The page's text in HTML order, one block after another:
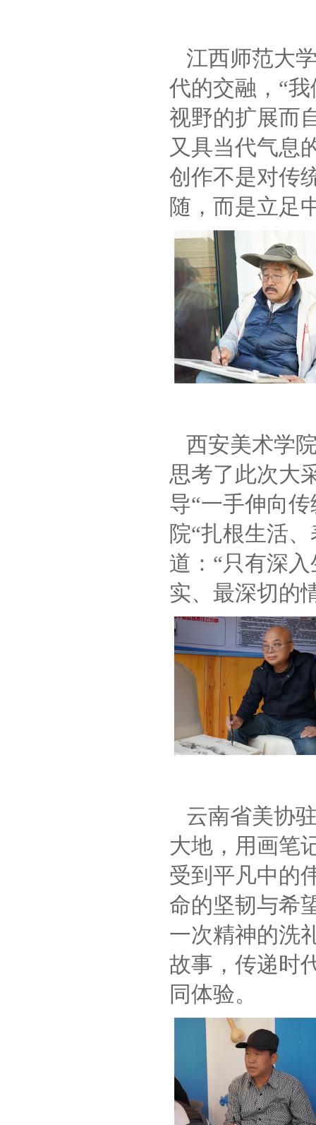
江西师范大
代的交融，“
视野的扩展而
又具当代气息
创作不是对传
随，而是立足
西安美术学
思考了此次大
导“一手伸向
院“扎根生活
道：“只有深
实、最深切的
云南省美协
大地，用画笔
受到平凡中的
命的坚韧与希
一次精神的洗
故事，传递时
同体验。